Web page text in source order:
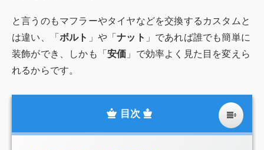
と言うのもマフラーやタイヤなどを交換するカスタムと
は違い、「 ボルト 」や「ナット 」であれば誰でも簡単に
装飾ができ、しかも「 安価 」で効率よく見た目を変えら
れるからです。